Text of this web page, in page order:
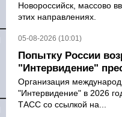
Новороссийск, массово
этих направлениях.
05-08-2026 (10:01)
Попытку России
"Интервидение"
Организация
"Интервидение" в 2026
ТАСС со ссылкой на...